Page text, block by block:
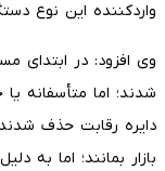
واردکننده این نوع
وی افزود: در ابتدای
شدند؛ اما متأسفانه یا
دایره رقابت حذف
بازار بمانند؛ اما به